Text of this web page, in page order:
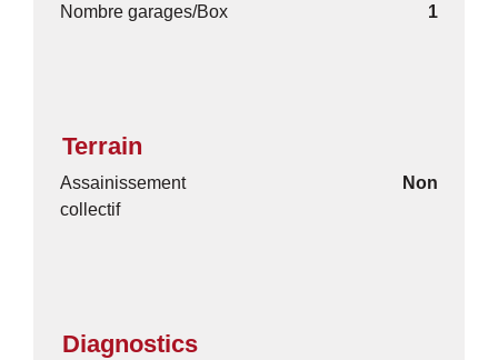
Nombre garages/Box 1
Terrain
Assainissement
collectif
Non
Diagnostics